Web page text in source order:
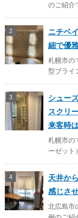
のご紹介
ニチベ
細で優
札幌市の
型ブライ
シュー
スクリ
来客時
札幌市の
ーゼット
天井か
感じさ
北広島市